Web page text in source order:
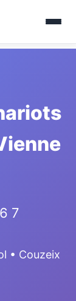
7
• Couzeix